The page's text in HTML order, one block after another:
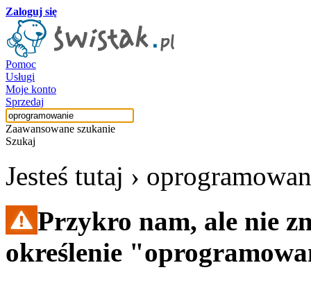
Zaloguj się
Pomoc
Usługi
Moje konto
Sprzedaj
Zaawansowane szukanie
Szukaj
Jesteś tutaj ›
Przykro nam, ale nie
określenie